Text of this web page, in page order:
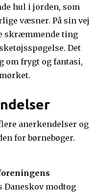
hul i jorden, som
væsner. På sin vej
skræmmende ting
Det
frygt og fantasi,
anerkendelser og
for børnebøger.
Daneskov modtog